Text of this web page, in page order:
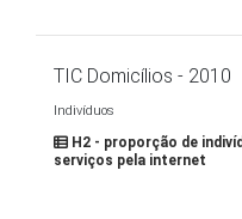
TIC Domicílios - 2010
Indivíduos
H2 - proporção de
serviços pela internet